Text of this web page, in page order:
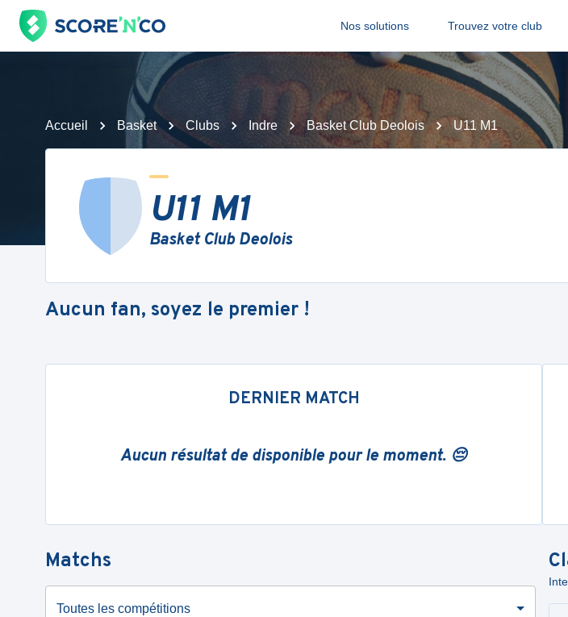
Nos solutions Trouvez votre club
Accueil Basket Clubs Indre Basket Club Deolois U11 M1
U11 M1
Basket Club Deolois
Aucun fan, soyez le premier !
DERNIER MATCH
Aucun résultat de disponible pour le moment. 😔
Matchs
Toutes les compétitions